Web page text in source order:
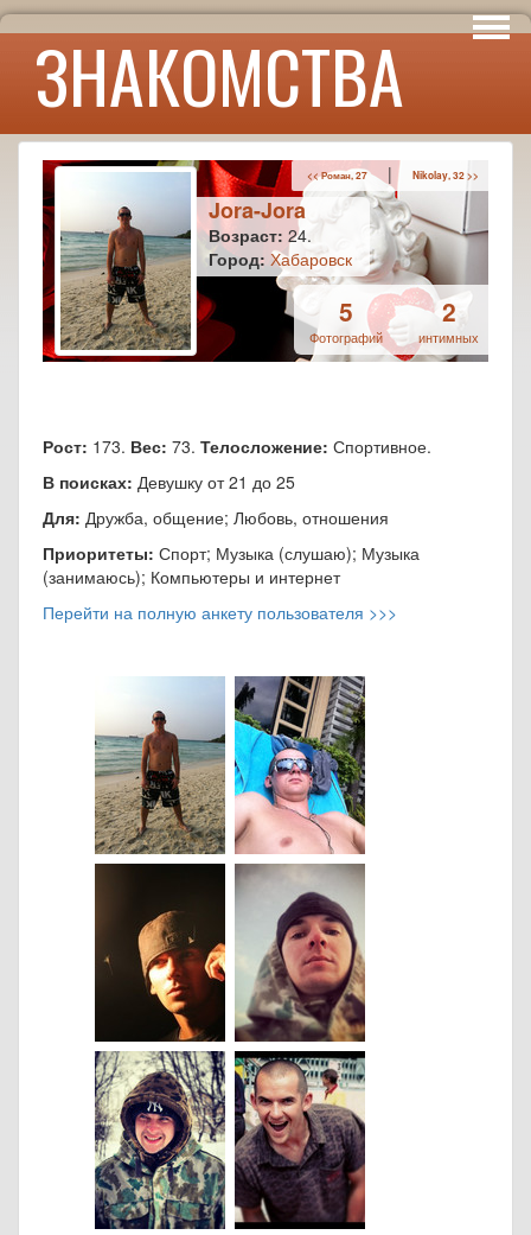
ЗНАКОМСТВА
Интересы
Юмор
Jora-Jora
Возраст: 24.
Город: Хабаровск
<< Роман, 27 | Nikolay, 32 >>
5
Фотографий
2
интимных
Рост: 173. Вес: 73. Телосложение: Спортивное.
В поисках: Девушку от 21 до 25
Для: Дружба, общение; Любовь, отношения
Приоритеты: Спорт; Музыка (слушаю); Музыка
(занимаюсь); Компьютеры и интернет
Перейти на полную анкету пользователя >>>